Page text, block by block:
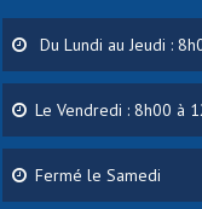
Du Lundi au Jeudi :
Le Vendredi : 8h00 à
Fermé le Samedi